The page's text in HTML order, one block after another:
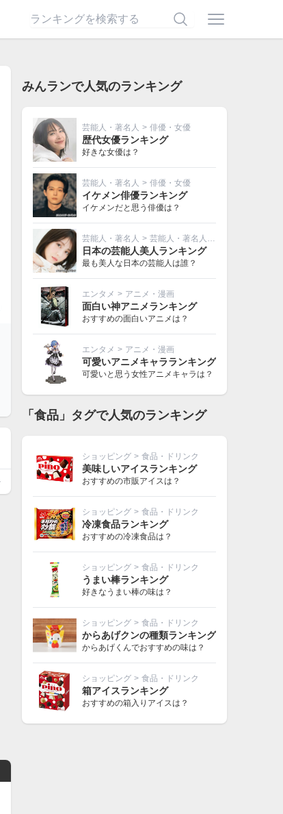
みんランで人気のランキング
芸能人・著名人 > 俳優・女優
歴代女優ランキング
好きな女優は？
芸能人・著名人 > 俳優・女優
イケメン俳優ランキング
イケメンだと思う俳優は？
芸能人・著名人 > 芸能人・著名人その他
日本の芸能人美人ランキング
最も美人な日本の芸能人は誰？
エンタメ > アニメ・漫画
面白い神アニメランキング
おすすめの面白いアニメは？
エンタメ > アニメ・漫画
可愛いアニメキャラランキング
可愛いと思う女性アニメキャラは？
「食品」タグで人気のランキング
ショッピング > 食品・ドリンク
美味しいアイスランキング
おすすめの市販アイスは？
ショッピング > 食品・ドリンク
冷凍食品ランキング
おすすめの冷凍食品は？
ショッピング > 食品・ドリンク
うまい棒ランキング
好きなうまい棒の味は？
ショッピング > 食品・ドリンク
からあげクンの種類ランキング
からあげくんでおすすめの味は？
ショッピング > 食品・ドリンク
箱アイスランキング
おすすめの箱入りアイスは？